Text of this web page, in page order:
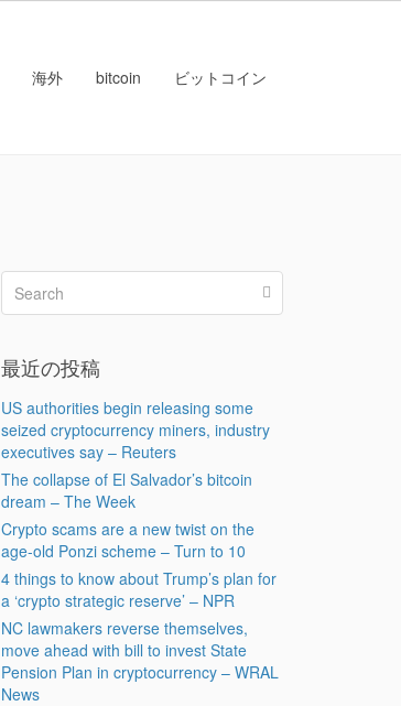
海外 bitcoin ビットコイン
最近の投稿
US authorities begin releasing some
seized cryptocurrency miners, industry
executives say – Reuters
The collapse of El Salvador’s bitcoin
dream – The Week
Crypto scams are a new twist on the
age-old Ponzi scheme – Turn to 10
4 things to know about Trump’s plan for
a ‘crypto strategic reserve’ – NPR
NC lawmakers reverse themselves,
move ahead with bill to invest State
Pension Plan in cryptocurrency – WRAL
News